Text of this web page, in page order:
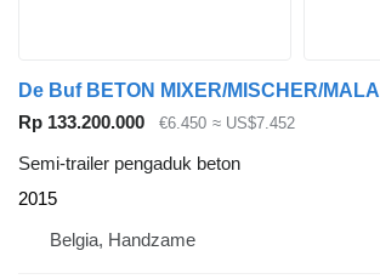
De Buf BETON MIXER/MISCHER/
Rp 133.200.000
€6.450 ≈ US$7.452
Semi-trailer pengaduk beton
2015
Belgia, Handzame